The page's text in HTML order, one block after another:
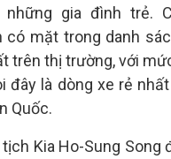
gia đình trẻ.
có mặt trong danh
trên thị trường, với
đây là dòng xe rẻ
Quốc.
tịch Kia Ho-Sung Song